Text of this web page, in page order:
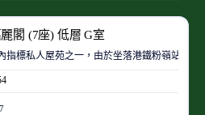
閣 (7座) 低層 G室
指標私人屋苑之一，由於坐落港鐵粉嶺站旁